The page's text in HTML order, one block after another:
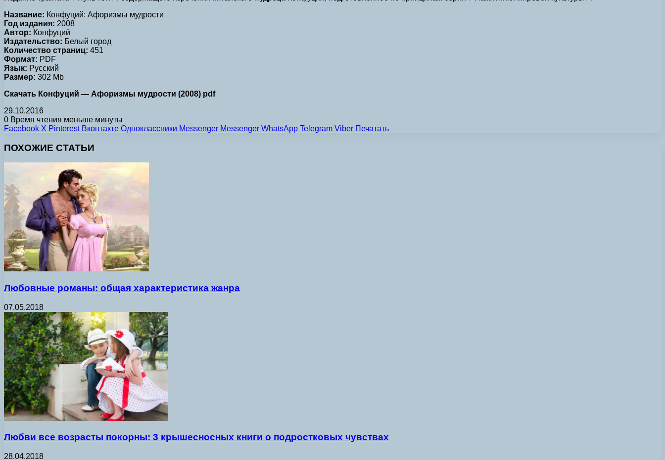
Название: Конфуций: Афоризмы мудрости
Год издания: 2008
Автор: Конфуций
Издательство: Белый город
Количество страниц: 451
Формат: PDF
Язык: Русский
Размер: 302 Mb
Скачать Конфуций — Афоризмы мудрости (2008) pdf
29.10.2016
0 Время чтения меньше минуты
Facebook X Pinterest Вконтакте Одноклассники Messenger Messenger WhatsApp Telegram Viber Печатать
ПОХОЖИЕ СТАТЬИ
Любовные романы: общая характеристика жанра
07.05.2018
Любви все возрасты покорны: 3 крышесносных книги о подростковых чувствах
28.04.2018